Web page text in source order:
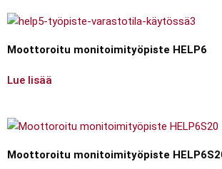
Moottoroitu monitoimityöpiste HELP6
Lue lisää
Moottoroitu monitoimityöpiste